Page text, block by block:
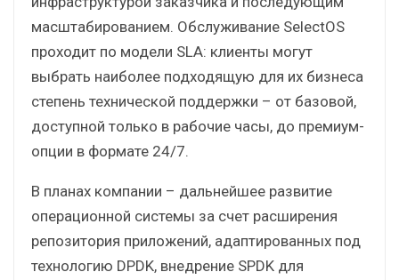
масштабированием. Обслуживание SelectOS
проходит по модели SLA: клиенты могут
выбрать наиболее подходящую для их бизнеса
степень технической поддержки – от базовой,
доступной только в рабочие часы, до премиум-
опции в формате 24/7.
В планах компании – дальнейшее развитие
операционной системы за счет расширения
репозитория приложений, адаптированных под
технологию DPDK, внедрение SPDK для